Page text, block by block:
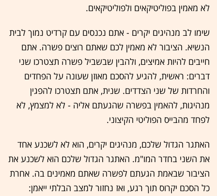
לא מאמין בפוליטיקאים ולפוליטיקאים.
שימו לב מנהיגים יקרים - אתם נכנסים עם קרדיט נמוך לבית
הנשיא. הציבור לא מאמין לכם שאתם רוצים פשרה. אתם
חייבים להיות אמיצים, ולהבין שבשביל פשרה תצטרכו שני
דברים: ראשית, להגיע להסכם מאוזן שעונה על הפחדים
והחרדות של שני הצדדים. שנית, אתם תצטרכו להפגין
מנהיגות, להאמין בפשרה שהגעתם אליה - לא למצמץ, לא
לפחד מהבייס הפוליטי הקיצוני.
האתגר הגדול שלכם, מנהיגים יקרים, הוא לא לשכנע אחד
את השני בחדר המו"מ. האתגר הגדול שלכם הוא לשכנע את
הציבור שבאמת הגעתם לפשרה שאתם מאמינים בה. אחרת
כל הסכם יקרוס תוך רגע, ואז נחזור למצב הבלתי ייאמן: